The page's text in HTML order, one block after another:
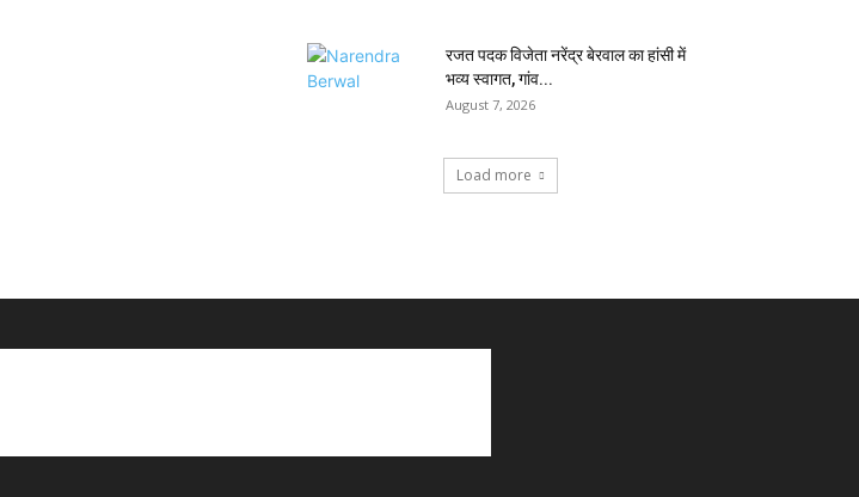
रजत पदक विजेता नरेंद्र बेरवाल का हांसी में
भव्य स्वागत, गांव...
August 7, 2026
Load more